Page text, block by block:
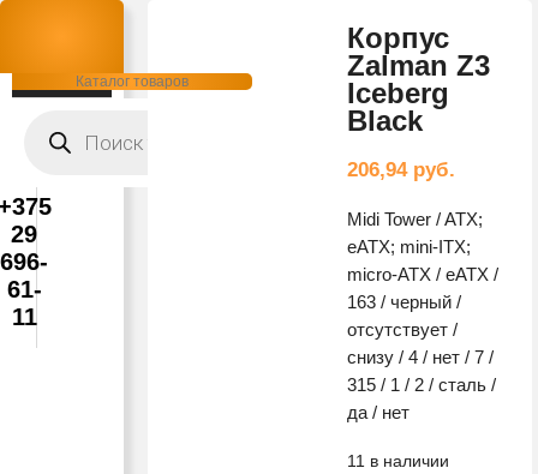
Каталог товаров
товаров
29
696-
61-
11
Корпус
Zalman Z3
Iceberg
Black
206,94 руб.
Midi Tower / ATX;
eATX; mini-ITX;
micro-ATX / eATX /
163 / черный /
отсутствует /
снизу / 4 / нет / 7 /
315 / 1 / 2 / сталь /
да / нет
11 в наличии